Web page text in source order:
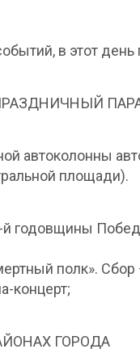
в этот
автоколонны
площади).
годовщины
полк».
концерт;
ГОРОДА